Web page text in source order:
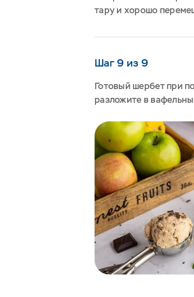
тару и хорошо
Шаг 9 из 9
Готовый шербет при
разложите в